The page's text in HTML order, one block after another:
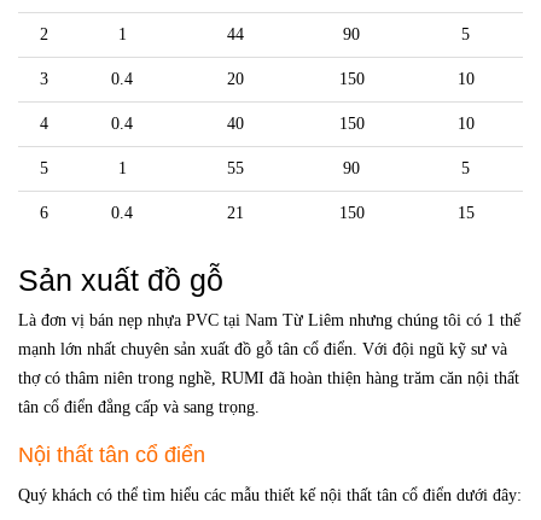
2 1 44 90 5
3 0.4 20 150 10
4 0.4 40 150 10
5 1 55 90 5
6 0.4 21 150 15
Sản xuất đồ gỗ
Là đơn vị bán nẹp nhựa PVC tại Nam Từ Liêm nhưng chúng tôi có 1 thế
mạnh lớn nhất chuyên sản xuất đồ gỗ tân cổ điển. Với đội ngũ kỹ sư và
thợ có thâm niên trong nghề, RUMI đã hoàn thiện hàng trăm căn nội thất
tân cổ điển đẳng cấp và sang trọng.
Nội thất tân cổ điển
Quý khách có thể tìm hiểu các mẫu thiết kế nội thất tân cổ điển dưới đây: